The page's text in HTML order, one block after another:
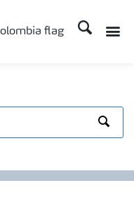
Buscar